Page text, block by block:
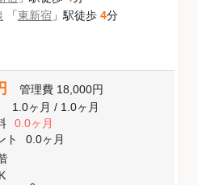
「東新宿 」駅徒歩 4分
管理費 18,000円
1.0ヶ月/ 1.0ヶ月
0.0ヶ月
ト
0.0ヶ月